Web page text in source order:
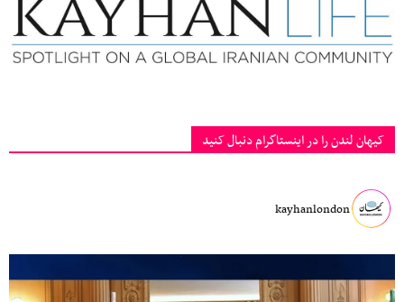
کیهان لندن را در اینستاگرام دنبال کنید
kayhanlondon